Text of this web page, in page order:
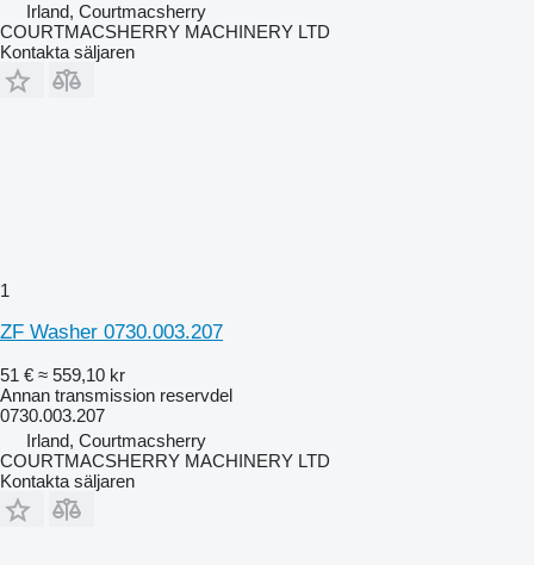
Irland, Courtmacsherry
COURTMACSHERRY MACHINERY LTD
Kontakta säljaren
1
ZF Washer 0730.003.207
51 € ≈ 559,10 kr
Annan transmission reservdel
0730.003.207
Irland, Courtmacsherry
COURTMACSHERRY MACHINERY LTD
Kontakta säljaren